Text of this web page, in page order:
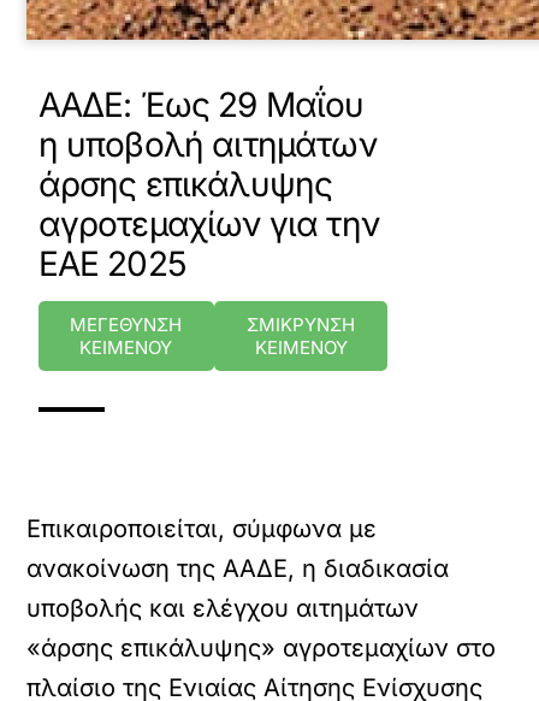
ΑΑΔΕ: Έως 29 Μαΐου
η υποβολή αιτημάτων
άρσης επικάλυψης
αγροτεμαχίων για την
ΕΑΕ 2025
ΜΕΓΕΘΥΝΣΗ
ΚΕΙΜΕΝΟΥ
ΣΜΙΚΡΥΝΣΗ
ΚΕΙΜΕΝΟΥ
Επικαιροποιείται, σύμφωνα με
ανακοίνωση της ΑΑΔΕ, η διαδικασία
υποβολής και ελέγχου αιτημάτων
«άρσης επικάλυψης» αγροτεμαχίων στο
πλαίσιο της Ενιαίας Αίτησης Ενίσχυσης